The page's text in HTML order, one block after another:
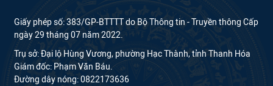
Giấy phép số: 383/GP-BTTTT do Bộ Thông tin - Truyền thông Cấp
ngày 29 tháng 07 năm 2022.
Trụ sở: Đại lộ Hùng Vương, phường Hạc Thành, tỉnh Thanh Hóa
Giám đốc: Phạm Văn Báu.
Đường dây nóng: 0822173636